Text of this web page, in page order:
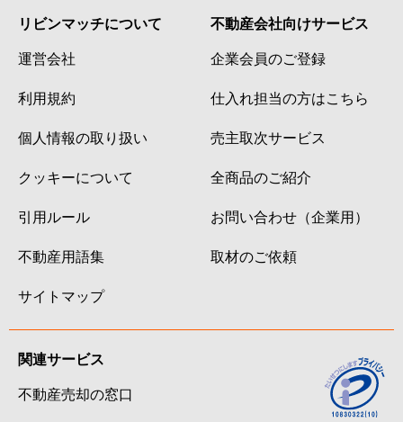
リビンマッチについて
運営会社
利用規約
個人情報の取り扱い
クッキーについて
引用ルール
不動産用語集
サイトマップ
不動産会社向けサービス
企業会員のご登録
仕入れ担当の方はこちら
売主取次サービス
全商品のご紹介
お問い合わせ（企業用）
取材のご依頼
関連サービス
不動産売却の窓口